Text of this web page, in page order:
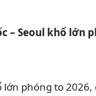
– Seoul khổ lớn
lớn phóng to